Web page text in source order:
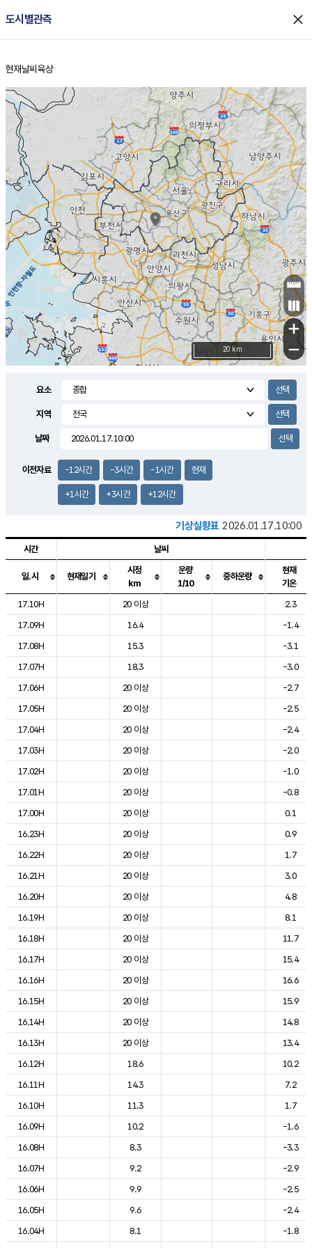
도시별관측 close
홈
현재날씨 육상
+
−
20 km
요소
지역
날짜
이전자료 -12시간 -3시간 -1시간 현재
+1시간 +3시간 +12시간
기상실황표 2026.01.17.10:00
도시별 기상실황표로 지점, 날씨, 기온, 강수, 바람, 기압등을 안내한 표입
시간 날씨
일.시 현재일기
시정
km
운량
1/10
중하운량
현재
기온
17.10H
20 이상
2.3
17.09H
16.4
-1.4
17.08H
15.3
-3.1
17.07H
18.3
-3.0
17.06H
20 이상
-2.7
17.05H
20 이상
-2.5
17.04H
20 이상
-2.4
17.03H
20 이상
-2.0
17.02H
20 이상
-1.0
17.01H
20 이상
-0.8
17.00H
20 이상
0.1
16.23H
20 이상
0.9
16.22H
20 이상
1.7
16.21H
20 이상
3.0
16.20H
20 이상
4.8
16.19H
20 이상
8.1
16.18H
20 이상
11.7
16.17H
20 이상
15.4
16.16H
20 이상
16.6
16.15H
20 이상
15.9
16.14H
20 이상
14.8
16.13H
20 이상
13.4
16.12H
18.6
10.2
16.11H
14.3
7.2
16.10H
11.3
1.7
16.09H
10.2
-1.6
16.08H
8.3
-3.3
16.07H
9.2
-2.9
16.06H
9.9
-2.5
16.05H
9.6
-2.4
16.04H
8.1
-1.8